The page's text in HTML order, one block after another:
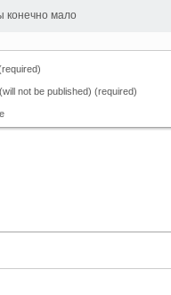
конечно мало
not be published) (required)